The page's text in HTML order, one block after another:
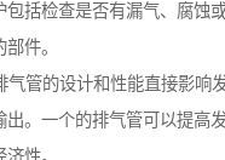
包括检查是否有漏气、腐蚀
件。
气管的设计和性能直接影响
出。一个的排气管可以提高